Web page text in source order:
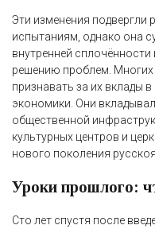
Эти изменения
испытаниям, однако она
внутренней
решению проблем. Многих
признавать за их вклады
экономики. Они
общественной
культурных центров и
нового поколения
Уроки прошлого:
Сто лет спустя после